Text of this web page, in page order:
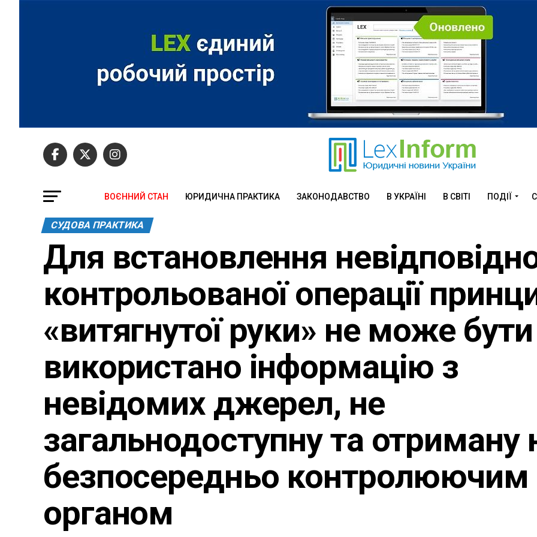
ВОЄННИЙ СТАН ЮРИДИЧНА ПРАКТИКА ЗАКОНОДАВСТВО В УКРАЇНІ В СВІТІ ПОДІЇ
СУДОВА ПРАКТИКА
Для встановлення
контрольованої операції
«витягнутої руки» не може бути
використано інформацію з
невідомих джерел, не
загальнодоступну та отриману
безпосередньо контролюючим
органом